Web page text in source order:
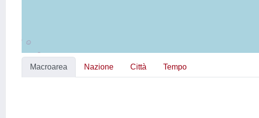
Macroarea Nazione Città Tempo